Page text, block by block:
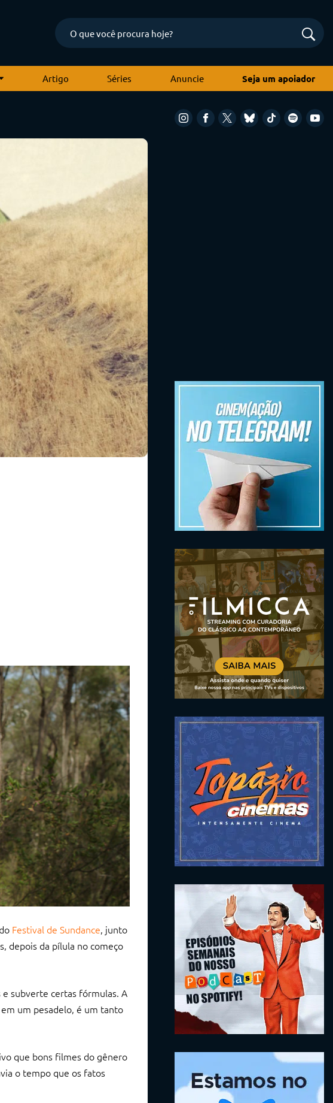
Artigo Séries Anuncie Seja um apoiador
Festival de Sundance, junto
depois da pílula no começo
subverte certas fórmulas. A
um pesadelo, é um tanto
que bons filmes do gênero
o tempo que os fatos